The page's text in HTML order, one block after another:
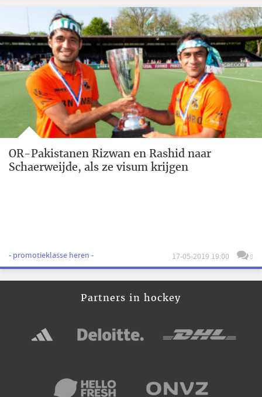
OR-Pakistanen Rizwan en Rashid naar
Schaerweijde, als ze visum krijgen
- promotieklasse heren - 17-05-2019 19:00 8
Partners in hockey